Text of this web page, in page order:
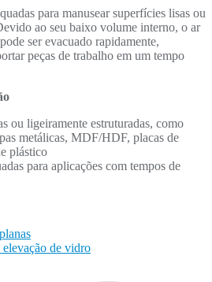
para manusear superfícies lisas ou
ao seu baixo volume interno, o ar
ser evacuado rapidamente,
peças de trabalho em um tempo
ou ligeiramente estruturadas, como
metálicas, MDF/HDF, placas de
plástico
para aplicações com tempos de
elevação de vidro